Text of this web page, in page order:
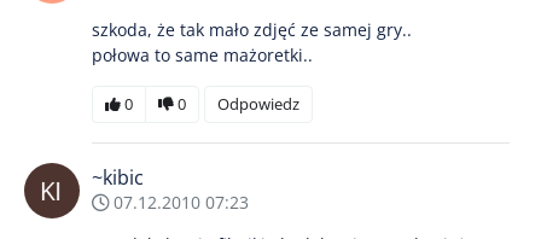
szkoda, że tak mało zdjęć ze samej gry..
połowa to same mażoretki..
0 0 Odpowiedz
~kibic
07.12.2010 07:23